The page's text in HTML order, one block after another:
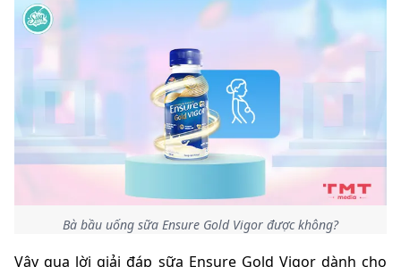
Bà bầu uống sữa Ensure Gold Vigor được không?
Vậy qua lời giải đáp sữa Ensure Gold Vigor dành cho